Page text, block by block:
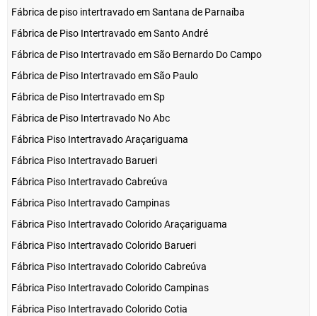
Fábrica de piso intertravado em Santana de Parnaíba
Fábrica de Piso Intertravado em Santo André
Fábrica de Piso Intertravado em São Bernardo Do Campo
Fábrica de Piso Intertravado em São Paulo
Fábrica de Piso Intertravado em Sp
Fábrica de Piso Intertravado No Abc
Fábrica Piso Intertravado Araçariguama
Fábrica Piso Intertravado Barueri
Fábrica Piso Intertravado Cabreúva
Fábrica Piso Intertravado Campinas
Fábrica Piso Intertravado Colorido Araçariguama
Fábrica Piso Intertravado Colorido Barueri
Fábrica Piso Intertravado Colorido Cabreúva
Fábrica Piso Intertravado Colorido Campinas
Fábrica Piso Intertravado Colorido Cotia